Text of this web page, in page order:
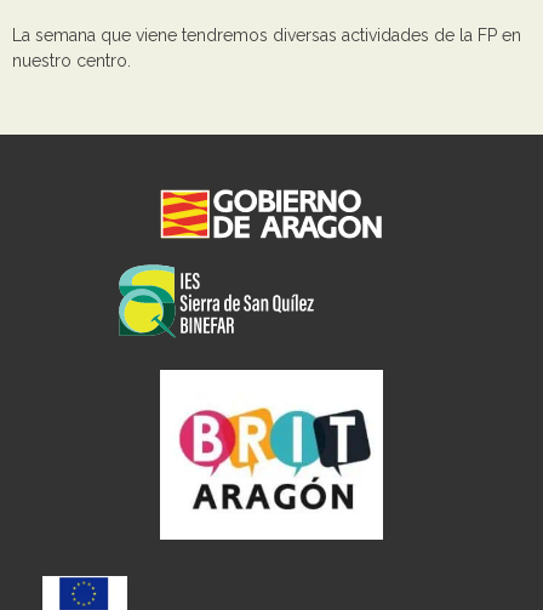
La semana que viene tendremos diversas actividades de la FP en
nuestro centro.